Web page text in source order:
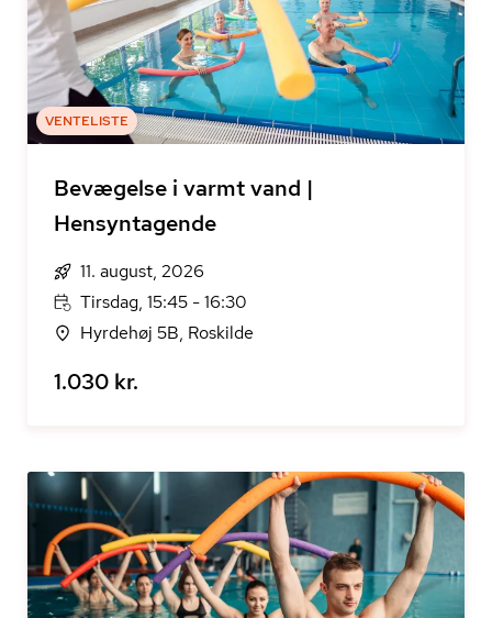
VENTELISTE
Bevægelse i varmt vand |
Hensyntagende
11. august, 2026
Tirsdag, 15:45 - 16:30
Hyrdehøj 5B, Roskilde
1.030 kr.